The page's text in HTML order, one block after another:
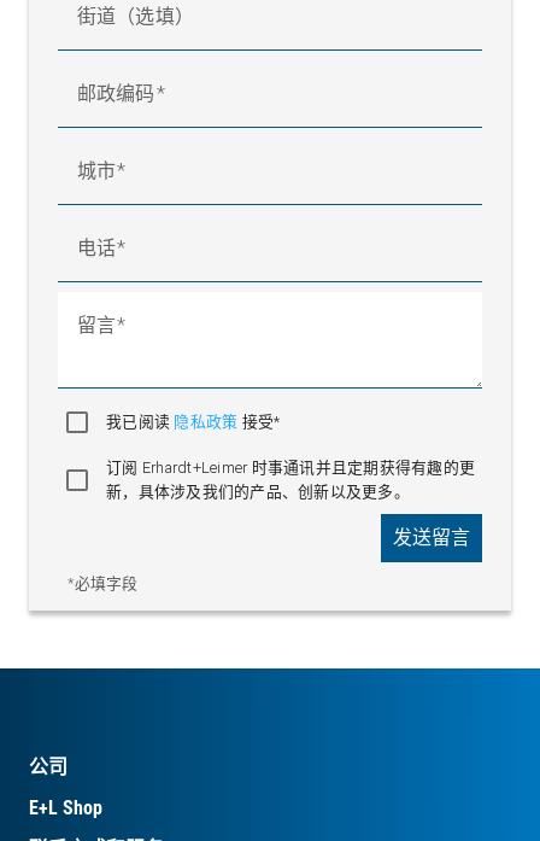
街道（选填）
邮政编码
城市
电话
留言
我已阅读 隐私政策 接受*
订阅 Erhardt+Leimer 时事通讯并且定期获得有趣的更
新，具体涉及我们的产品、创新以及更多。
*必填字段
发送留言
公司
E+L Shop